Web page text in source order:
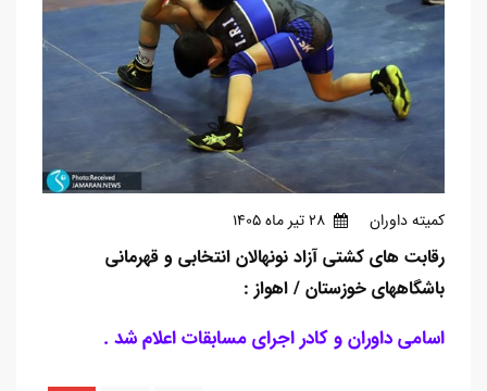
کمیته داوران 28 تير ماه 1405
رقابت های کشتی آزاد نونهالان انتخابی و قهرمانی
باشگاههای خوزستان / اهواز :
اسامی داوران و کادر اجرای مسابقات اعلام شد .